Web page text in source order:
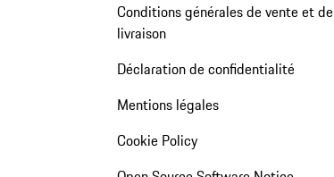
Conditions générales de vente et de
livraison
Déclaration de confidentialité
Mentions légales
Cookie Policy